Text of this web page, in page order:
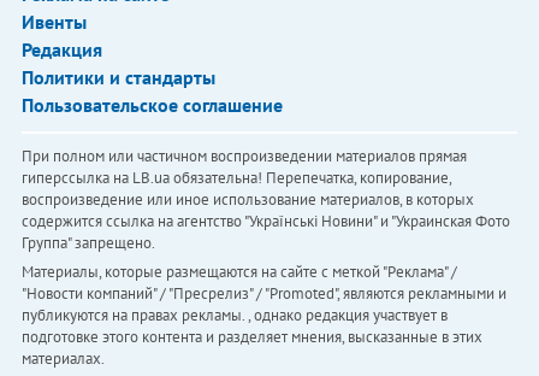
Ивенты
Редакция
Политики и стандарты
Пользовательское соглашение
При полном или частичном воспроизведении материалов прямая
гиперссылка на LB.ua обязательна! Перепечатка, копирование,
воспроизведение или иное использование материалов, в которых
содержится ссылка на агентство "Українськi Новини" и "Украинская Фото
Группа" запрещено.
Материалы, которые размещаются на сайте с меткой "Реклама" /
"Новости компаний" / "Пресрелиз" / "Promoted", являются рекламными и
публикуются на правах рекламы. , однако редакция участвует в
подготовке этого контента и разделяет мнения, высказанные в этих
материалах.